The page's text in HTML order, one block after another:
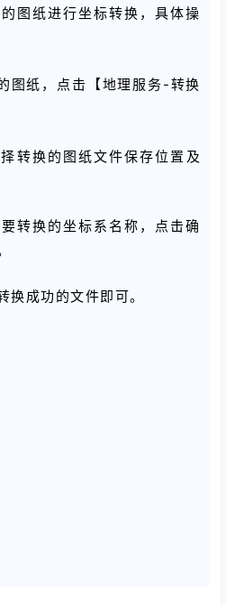
图纸进行坐标转换，具体操
图纸，点击【地理服务-转换
转换的图纸文件保存位置及
转换的坐标系名称，点击确
成功的文件即可。